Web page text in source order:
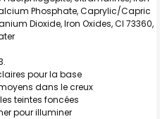
Phosphate, Caprylic/Capric
Dioxide, Iron Oxides, CI 73360,
pour la base
dans le creux
teintes foncées
pour illuminer